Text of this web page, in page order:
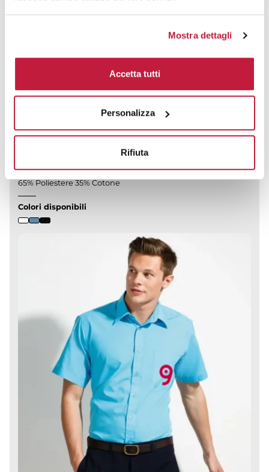
Mostra dettagli
Accetta tutti
Personalizza
Rifiuta
prezzo da € 11,83
Materiale
65% Poliestere 35% Cotone
Colori disponibili